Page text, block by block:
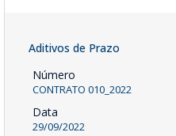
Aditivos de Prazo
Número
CONTRATO 010_2022
Data
29/09/2022